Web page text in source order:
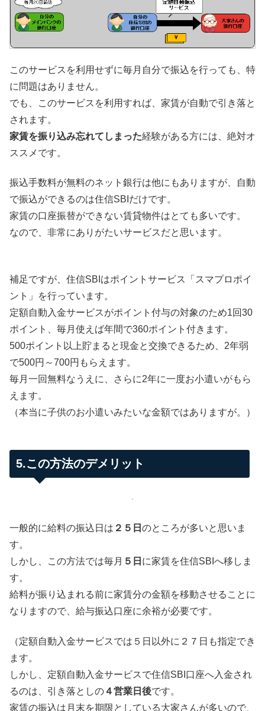
このサービスを利用せずに毎月自分で振込を行っても、特
に問題はありません。
でも、このサービスを利用すれば、家賃が自動で引き落と
されます。
家賃を振り込み忘れてしまった経験がある方には、絶対オ
ススメです。
振込手数料が無料のネット銀行は他にもありますが、自動
で振込ができるのは住信SBIだけです。
家賃の口座振替ができない賃貸物件はとても多いです。
なので、非常にありがたいサービスだと思います。
補足ですが、住信SBIはポイントサービス「スマプロポイ
ント」を行っています。
定額自動入金サービスがポイント付与の対象のため1回30
ポイント、毎月使えば年間で360ポイント付きます。
500ポイント以上貯まると現金と交換できるため、2年弱
で500円～700円もらえます。
毎月一回無料なうえに、さらに2年に一度お小遣いがもら
えます。
（本当に子供のお小遣いみたいな金額ではありますが。）
5.この方法のデメリット
一般的に給料の振込日は ２５日 のところが多いと思いま
す。
しかし、この方法では毎月 ５日 に家賃を住信SBIへ移しま
す。
給料が振り込まれる前に家賃分の金額を移動させることに
なりますので、給与振込口座に余裕が必要です。
（定額自動入金サービスでは５日以外に２７日も指定でき
ます。
しかし、定額自動入金サービスで住信SBI口座へ入金され
るのは、引き落としの４営業日後です。
家賃の振込は月末を期限としている大家さんが多いので、